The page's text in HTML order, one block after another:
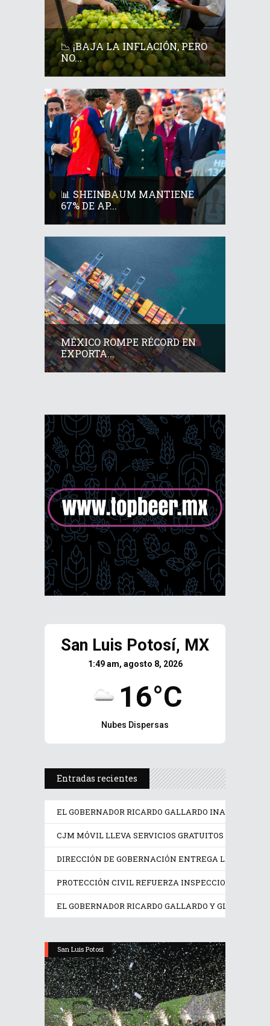
📉 ¡BAJA LA INFLACIÓN, PERO
NO...
📊 SHEINBAUM MANTIENE
67% DE AP...
MÉXICO ROMPE RÉCORD EN
EXPORTA...
San Luis Potosí, MX
1:49 am, agosto 8, 2026
16°C
Nubes Dispersas
Entradas recientes
EL GOBERNADOR RICARDO GALLARDO INAUGURA
CJM MÓVIL LLEVA SERVICIOS GRATUITOS A
DIRECCIÓN DE GOBERNACIÓN ENTREGA LICENCIAS
PROTECCIÓN CIVIL REFUERZA INSPECCIONES EN
EL GOBERNADOR RICARDO GALLARDO Y GLORIA
San Luis Potosí